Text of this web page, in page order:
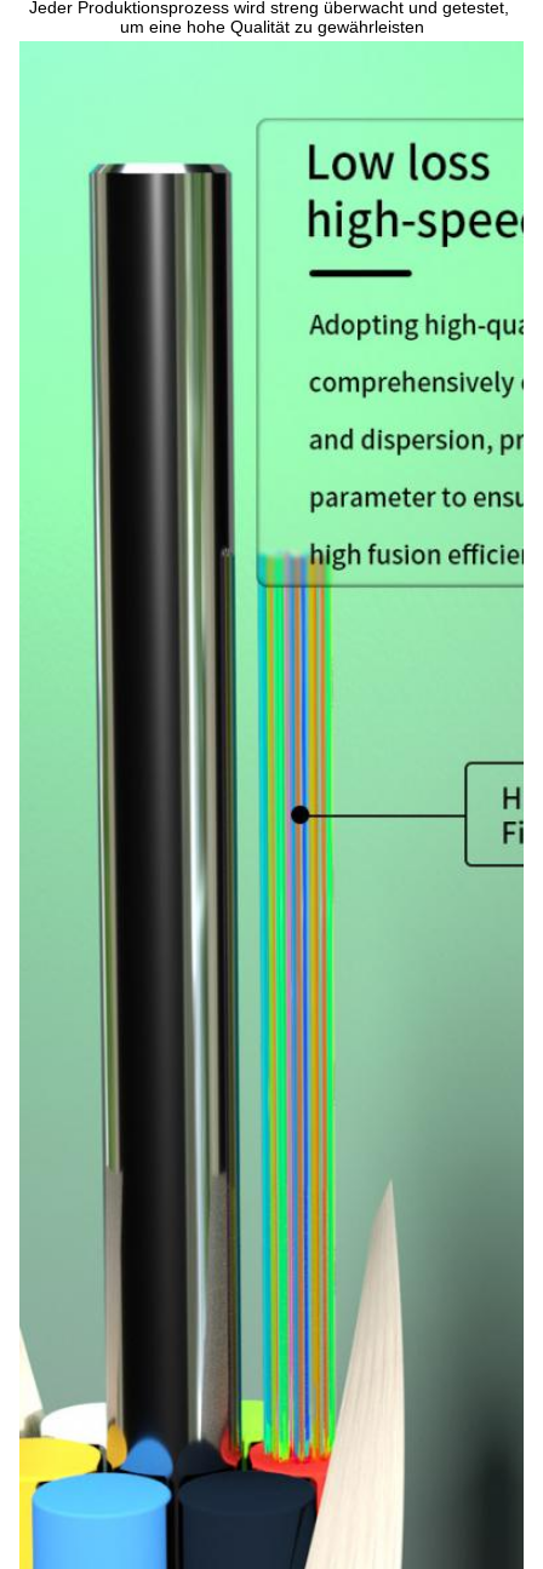
Jeder Produktionsprozess wird streng überwacht und getestet,
um eine hohe Qualität zu gewährleisten